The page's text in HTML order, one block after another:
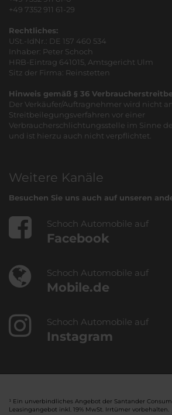
+49 7352 911 61-29
Rechtliches:
USt.-IdNr.: DE 157 460 534
Inhaber: Peter Schoch
HRB-Eintrag 641015, Amtsgericht Ulm
Sitz der Firma: Reinstetten
Hinweis gemäß § 36
Der Verkäufer/Auftragnehmer wird nicht
Streitbeilegungsverfahren vor einer
Verbraucherschlichtungsstelle im Sinne
und ist hierzu auch nicht verpflichtet.
Weitere Kanäle
Besuchen Sie uns auch auf unseren
Schoch Automobile auf
Facebook
Schoch Automobile auf
Mobile.de
Schoch Automobile auf
Instagram
¹ Ein unverbindliches Angebot der Santander
Leasingangebot inkl. 19% MwSt. Irrtümer vorbehalten.